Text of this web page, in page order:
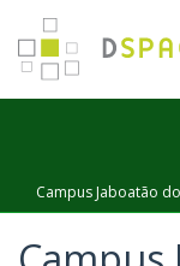
Campus Jaboatão